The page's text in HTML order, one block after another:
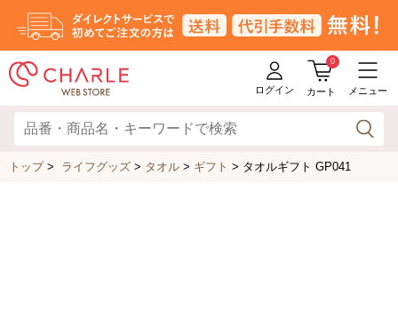
ログイン
0
カート メニュー
トップ> ライフグッズ > タオル > ギフト > タオルギフト GP041